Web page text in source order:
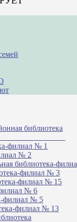
библиотека
филиал № 1
№ 2
библиотека-
филиал № 3
филиал № 15
№ 6
филиал № 5
филиал № 13